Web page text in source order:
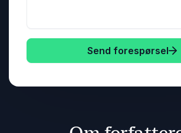
Send forespørsel